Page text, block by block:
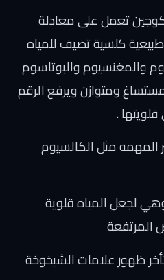
تعمل على معادلة
كلسية تضيف للمياه
والمغنسيوم والبوتاسوم
ومتوازن ويرفع الرقم
.
المهمه مثل الكالسيوم
لجعل المياه قلوية
المرتفعة
ظهور علامات الشيخوخة